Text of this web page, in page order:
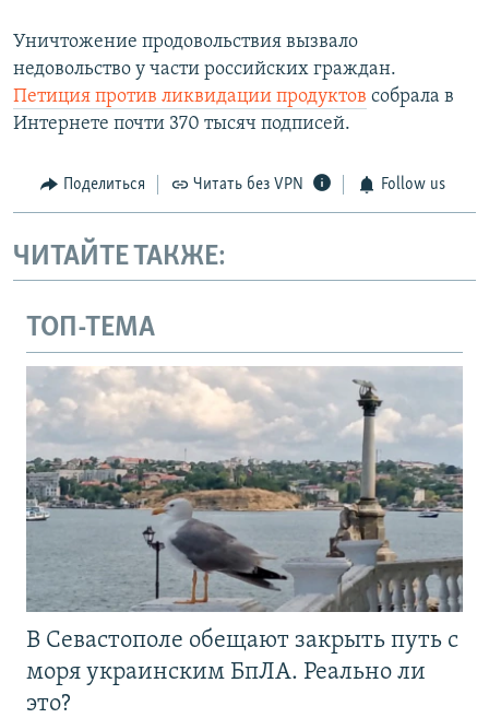
Уничтожение продовольствия вызвало
недовольство у части российских граждан.
Петиция против ликвидации продуктов собрала в
Интернете почти 370 тысяч подписей.
Поделиться Читать без VPN Follow us
ЧИТАЙТЕ ТАКЖЕ:
ТОП-ТЕМА
В Севастополе обещают закрыть путь с
моря украинским БпЛА. Реально ли
это?